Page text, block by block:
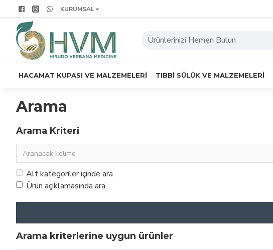
KURUMSAL
HACAMAT KUPASI VE MALZEMELERI TIBBI SÜLÜK VE MALZEMELERI
Arama
Arama Kriteri
Alt kategoriler içinde ara
Ürün açıklamasında ara.
Arama kriterlerine uygun ürünler